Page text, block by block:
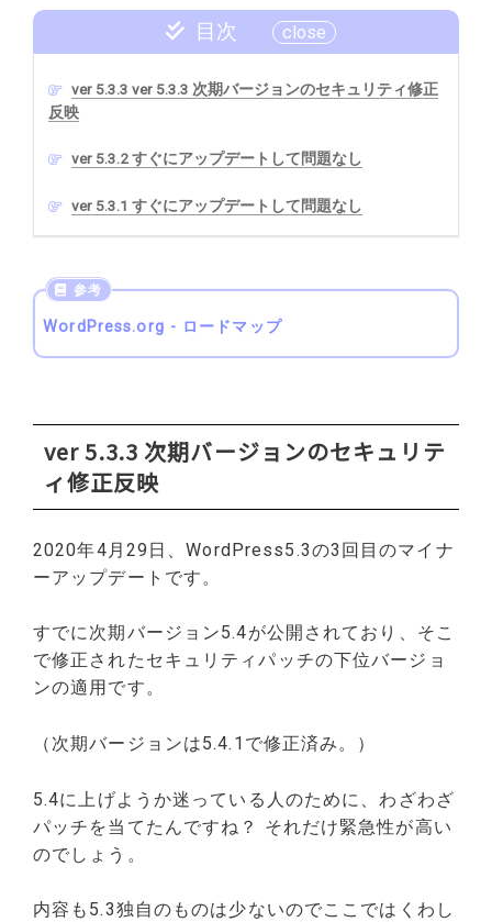
目次
ver 5.3.3 ver 5.3.3 次期バージョンのセキュリティ修正
反映
ver 5.3.2 すぐにアップデートして問題なし
ver 5.3.1 すぐにアップデートして問題なし
WordPress.org - ロードマップ
ver 5.3.3 次期バージョンのセキュリテ
ィ修正反映
2020年4月29日、WordPress5.3の3回目のマイナ
ーアップデートです。
すでに次期バージョン5.4が公開されており、そこ
で修正されたセキュリティパッチの下位バージョ
ンの適用です。
（次期バージョンは5.4.1で修正済み。）
5.4に上げようか迷っている人のために、わざわざ
パッチを当てたんですね？ それだけ緊急性が高い
のでしょう。
内容も5.3独自のものは少ないのでここではくわし